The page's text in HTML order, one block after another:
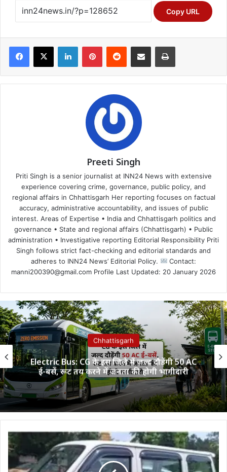
Copy URL
Facebook
X LinkedInPinterestReddit Share via Email Print
Preeti Singh
Priti Singh is a senior journalist at INN24 News with extensive
experience covering crime, governance, public policy, and
regional affairs in Chhattisgarh Her reporting focuses on factual
accuracy, administrative accountability, and issues of public
interest. Areas of Expertise • India and Chhattisgarh politics and
governance • State and regional affairs (Chhattisgarh) • Public
administration • Investigative reporting Editorial Responsibility Priti
Singh follows strict fact-checking and editorial standards and
adheres to INN24 News’ Editorial Policy.
Contact:
manni200390@gmail.com Profile Last Updated: 20 January 2026
Chhattisgarh
Electric Bus: CG के इस जिले में जल्द दौड़ेंगी 50 AC
ई-बसें, रूट तय करने में जनता की होगी भागीदारी
CG
BREAKING:
पार्षद
की